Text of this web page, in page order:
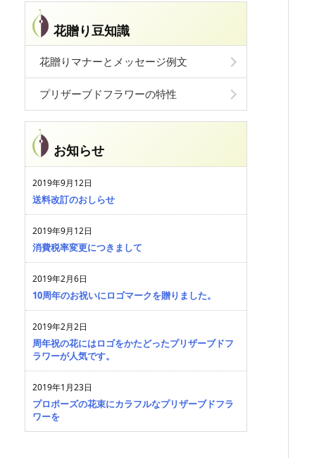
花贈り豆知識
花贈りマナーとメッセージ例文
プリザーブドフラワーの特性
お知らせ
2019年9月12日
送料改訂のおしらせ
2019年9月12日
消費税率変更につきまして
2019年2月6日
10周年のお祝いにロゴマークを贈りました。
2019年2月2日
周年祝の花にはロゴをかたどったプリザーブドフ
ラワーが人気です。
2019年1月23日
プロポーズの花束にカラフルなプリザーブドフラ
ワーを